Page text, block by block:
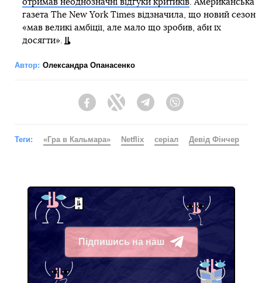
отримав неоднозначні відгуки критиків. Американська
газета The New York Times відзначила, що новий сезон
«мав великі амбіції, але мало що зробив, аби їх
досягти».
Автор: Олександра Опанасенко
FacebookTwitter Telegram
Теги: «Гра в Кальмара» Netflix серіал Девід Фінчер
Підпишись на наш
Telegram